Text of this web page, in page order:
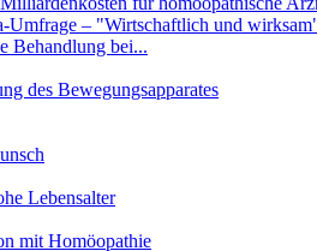
Umfrage – "Wirtschaftlich und
Behandlung bei...
des Bewegungsapparates
Lebensalter
mit Homöopathie